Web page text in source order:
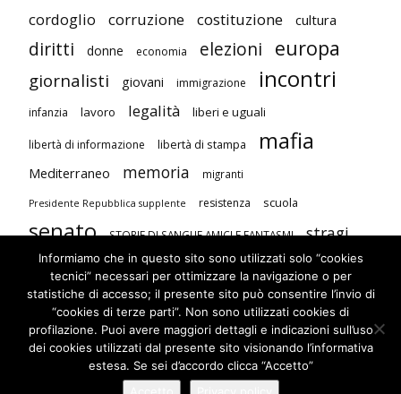
cordoglio corruzione costituzione cultura
diritti donne economia elezioni europa
giornalisti giovani immigrazione incontri
infanzia lavoro legalità liberi e uguali
libertà di informazione libertà di stampa mafia
Mediterraneo memoria migranti
Presidente Repubblica supplente resistenza scuola
senato STORIE DI SANGUE AMICI E FANTASMI stragi
studenti terrorismo Unione Europea
violenza contro le donne visite
Informiamo che in questo sito sono utilizzati solo “cookies
tecnici” necessari per ottimizzare la navigazione o per
statistiche di accesso; il presente sito può consentire l’invio di
“cookies di terze parti”. Non sono utilizzati cookies di
profilazione. Puoi avere maggiori dettagli e indicazioni sull’uso
dei cookies utilizzati dal presente sito visionando l’informativa
estesa. Se sei d’accordo clicca “Accetto”